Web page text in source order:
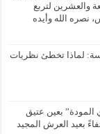
والعشرين لتربع
نصره الله وأيده
لماذا تخطئ نظريات
بعين عتيق
بعيد العرش المجيد